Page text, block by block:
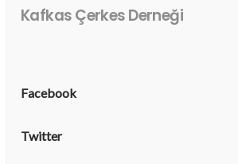
Kafkas Çerkes Derneği
Facebook
Twitter